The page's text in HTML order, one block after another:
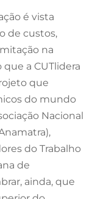
é vista
de custos,
na
que a CUTlidera
que
do mundo
Nacional
do Trabalho
de
ainda, que